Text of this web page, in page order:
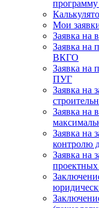
программу
Мои
Заявка на
Заявка на
ВКГО
Заявка на
ПУГ
Заявка на
Заявка на
Заявка на
контролю
Заявка на
проектных